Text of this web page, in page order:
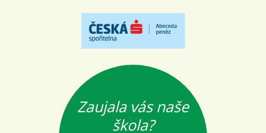
Zaujala vás naše
škola?